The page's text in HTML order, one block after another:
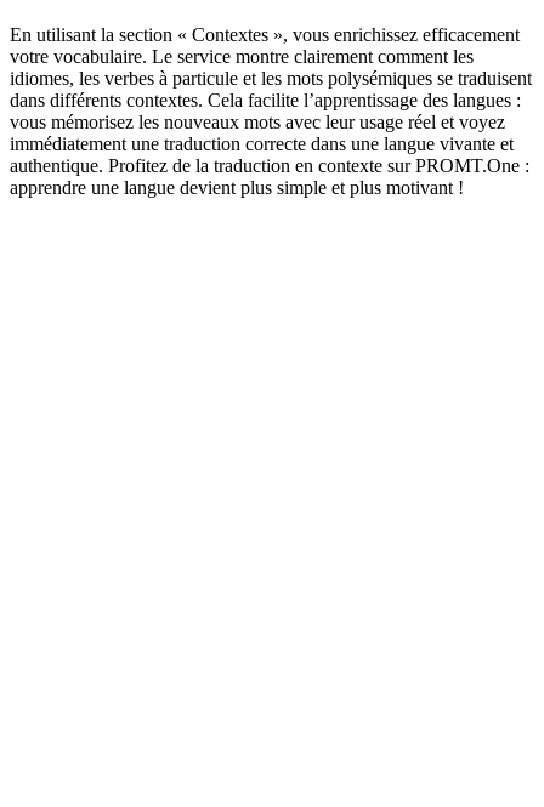
En utilisant la section « Contextes », vous enrichissez efficacement
votre vocabulaire. Le service montre clairement comment les
idiomes, les verbes à particule et les mots polysémiques se traduisent
dans différents contextes. Cela facilite l’apprentissage des langues :
vous mémorisez les nouveaux mots avec leur usage réel et voyez
immédiatement une traduction correcte dans une langue vivante et
authentique. Profitez de la traduction en contexte sur PROMT.One :
apprendre une langue devient plus simple et plus motivant !